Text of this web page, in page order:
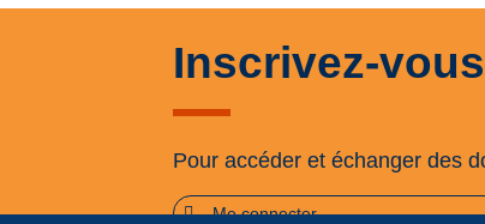
Inscrivez-vous
Pour accéder et échanger des
Me connecter